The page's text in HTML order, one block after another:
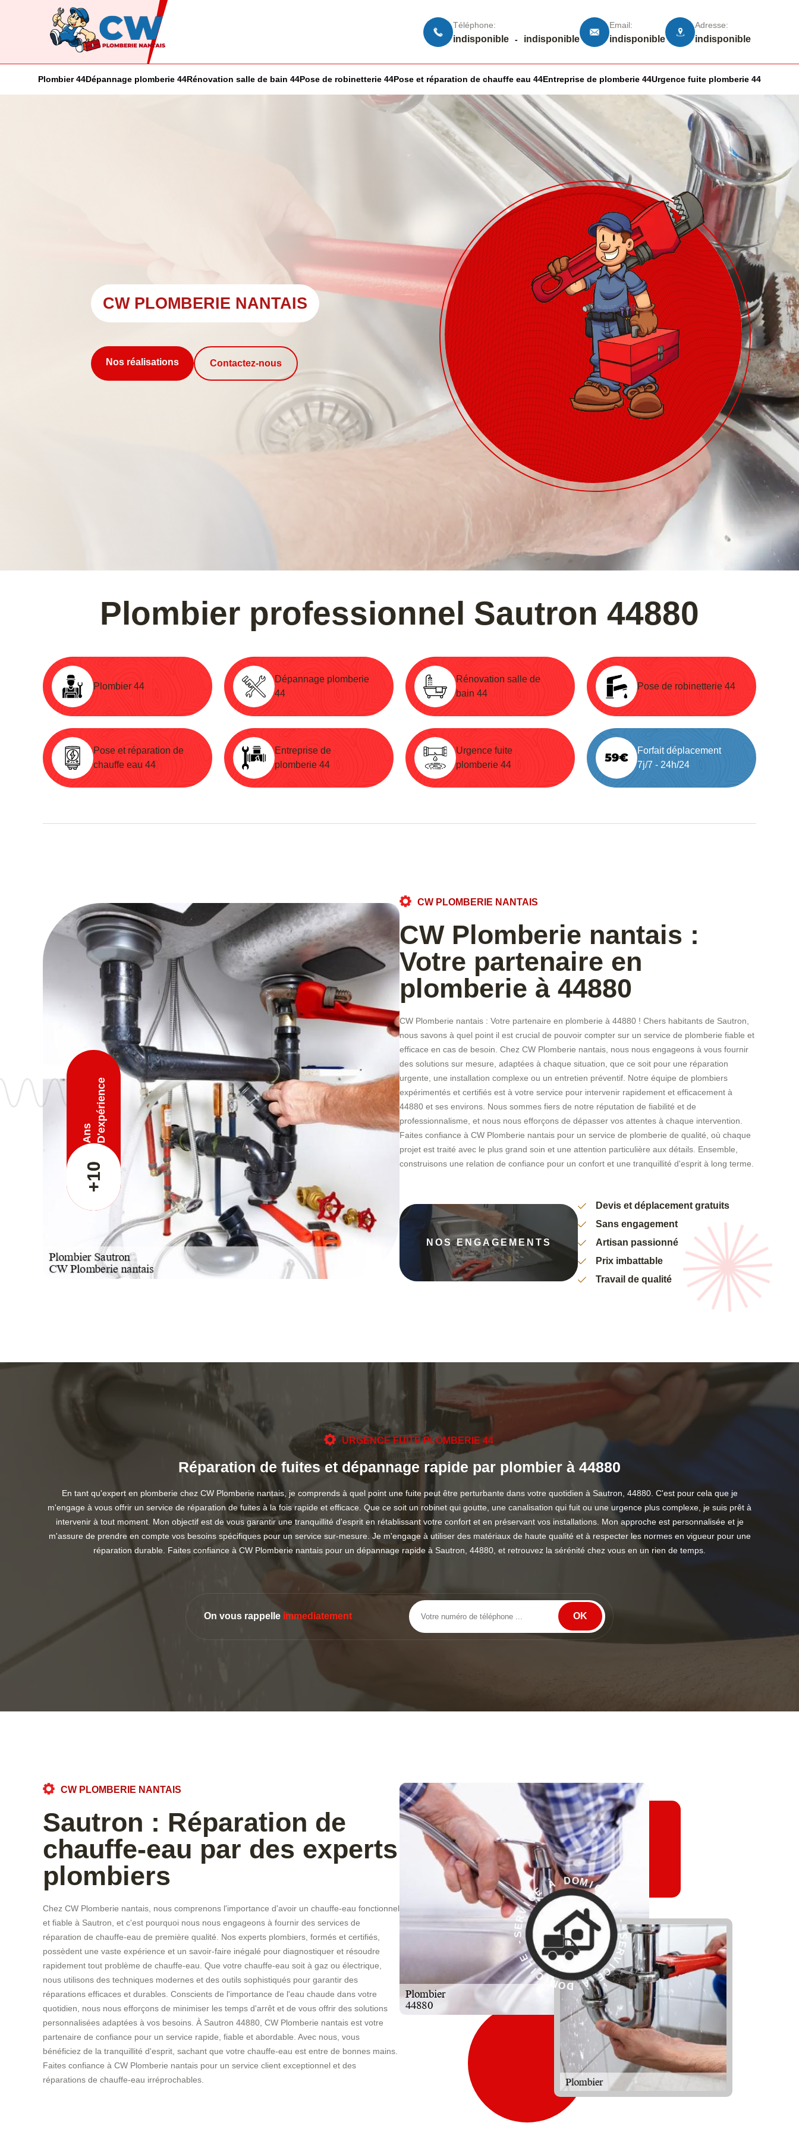
Téléphone:
indisponible - indisponible
Email:
indisponible
Adresse:
indisponible
Plombier 44Dépannage plomberie 44Rénovation salle de bain 44Pose de robinetterie 44Pose et réparation de chauffe eau 44Entreprise de plomberie 44Urgence fuite plomberie 44
CW PLOMBERIE NANTAIS
Nos réalisations Contactez-nous
Plombier professionnel Sautron 44880
Plombier 44
Dépannage plomberie
44
Rénovation salle de
bain 44
Pose de robinetterie 44
Pose et réparation de
chauffe eau 44
Entreprise de
plomberie 44
Urgence fuite
plomberie 44
Forfait déplacement
7j/7 - 24h/24
+10
Ans D'expérience
CW PLOMBERIE NANTAIS
CW Plomberie nantais :
Votre partenaire en
plomberie à 44880
CW Plomberie nantais : Votre partenaire en plomberie à 44880 ! Chers habitants de Sautron,
nous savons à quel point il est crucial de pouvoir compter sur un service de plomberie fiable et
efficace en cas de besoin. Chez CW Plomberie nantais, nous nous engageons à vous fournir
des solutions sur mesure, adaptées à chaque situation, que ce soit pour une réparation
urgente, une installation complexe ou un entretien préventif. Notre équipe de plombiers
expérimentés et certifiés est à votre service pour intervenir rapidement et efficacement à
44880 et ses environs. Nous sommes fiers de notre réputation de fiabilité et de
professionnalisme, et nous nous efforçons de dépasser vos attentes à chaque intervention.
Faites confiance à CW Plomberie nantais pour un service de plomberie de qualité, où chaque
projet est traité avec le plus grand soin et une attention particulière aux détails. Ensemble,
construisons une relation de confiance pour un confort et une tranquillité d'esprit à long terme.
NOS ENGAGEMENTS
Devis et déplacement gratuits
Sans engagement
Artisan passionné
Prix imbattable
Travail de qualité
URGENCE FUITE PLOMBERIE 44
Réparation de fuites et dépannage rapide par plombier à 44880
En tant qu'expert en plomberie chez CW Plomberie nantais, je comprends à quel point une fuite peut être perturbante dans votre quotidien à Sautron, 44880. C'est pour cela que je
m'engage à vous offrir un service de réparation de fuites à la fois rapide et efficace. Que ce soit un robinet qui goutte, une canalisation qui fuit ou une urgence plus complexe, je suis prêt à
intervenir à tout moment. Mon objectif est de vous garantir une tranquillité d'esprit en rétablissant votre confort et en préservant vos installations. Mon approche est personnalisée et je
m'assure de prendre en compte vos besoins spécifiques pour un service sur-mesure. Je m'engage à utiliser des matériaux de haute qualité et à respecter les normes en vigueur pour une
réparation durable. Faites confiance à CW Plomberie nantais pour un dépannage rapide à Sautron, 44880, et retrouvez la sérénité chez vous en un rien de temps.
On vous rappelle immediatement
CW PLOMBERIE NANTAIS
Sautron : Réparation de
chauffe-eau par des experts
plombiers
Chez CW Plomberie nantais, nous comprenons l'importance d'avoir un chauffe-eau fonctionnel
et fiable à Sautron, et c'est pourquoi nous nous engageons à fournir des services de
réparation de chauffe-eau de première qualité. Nos experts plombiers, formés et certifiés,
possèdent une vaste expérience et un savoir-faire inégalé pour diagnostiquer et résoudre
rapidement tout problème de chauffe-eau. Que votre chauffe-eau soit à gaz ou électrique,
nous utilisons des techniques modernes et des outils sophistiqués pour garantir des
réparations efficaces et durables. Conscients de l'importance de l'eau chaude dans votre
quotidien, nous nous efforçons de minimiser les temps d'arrêt et de vous offrir des solutions
personnalisées adaptées à vos besoins. À Sautron 44880, CW Plomberie nantais est votre
partenaire de confiance pour un service rapide, fiable et abordable. Avec nous, vous
bénéficiez de la tranquillité d'esprit, sachant que votre chauffe-eau est entre de bonnes mains.
Faites confiance à CW Plomberie nantais pour un service client exceptionnel et des
réparations de chauffe-eau irréprochables.
S
E
R
V
C
E
À
DOMICI LE -
R
V
I
C
E
À
D
O
M
I
C
I
L
E
-